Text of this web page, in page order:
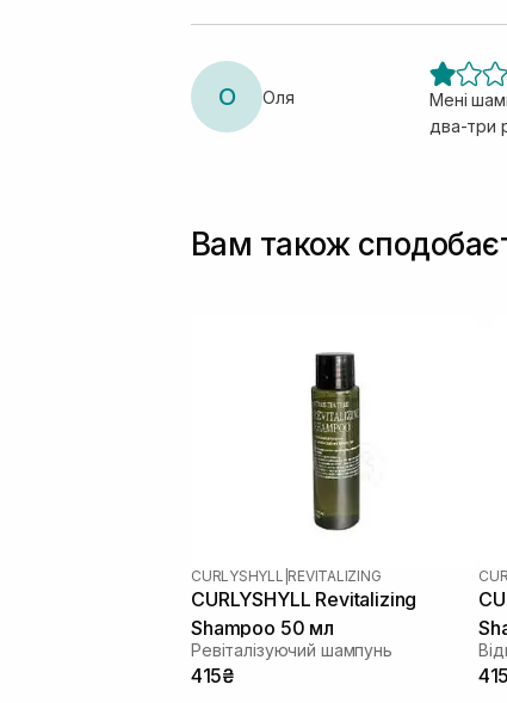
О Оля
Мені
два-три
Вам також
CURLYSHYLL REVITALIZING
CURLYSHYLL Revitalizing
Shampoo 50 мл
Ревіталізуючий шампунь
415₴